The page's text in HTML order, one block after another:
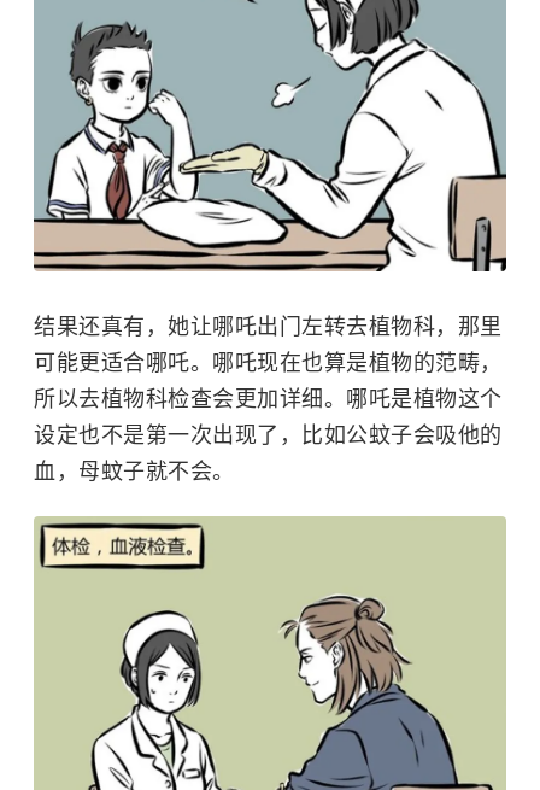
结果还真有，她让哪吒出门左转去植物科，那里
可能更适合哪吒。哪吒现在也算是植物的范畴，
所以去植物科检查会更加详细。哪吒是植物这个
设定也不是第一次出现了，比如公蚊子会吸他的
血，母蚊子就不会。